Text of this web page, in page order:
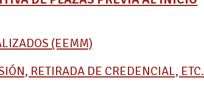
(EEMM)
RETIRADA DE CREDENCIAL, ETC.